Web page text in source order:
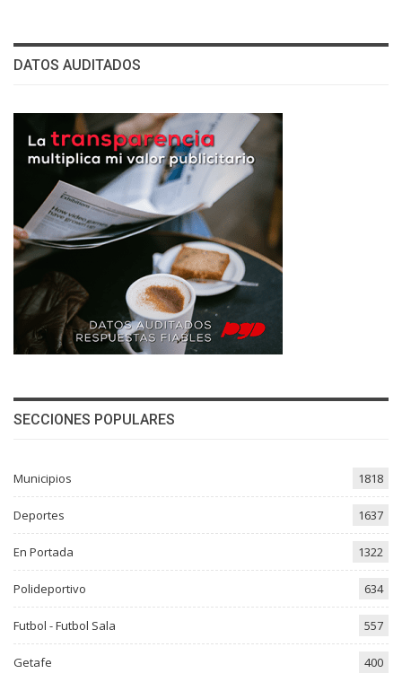
DATOS AUDITADOS
SECCIONES POPULARES
Municipios 1818
Deportes 1637
En Portada 1322
Polideportivo 634
Futbol - Futbol Sala 557
Getafe 400